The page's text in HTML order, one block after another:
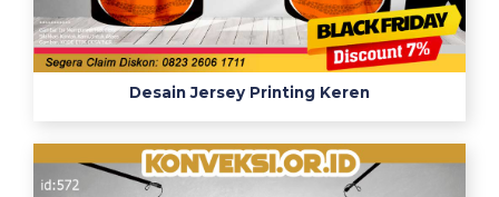
Desain Jersey Printing Keren